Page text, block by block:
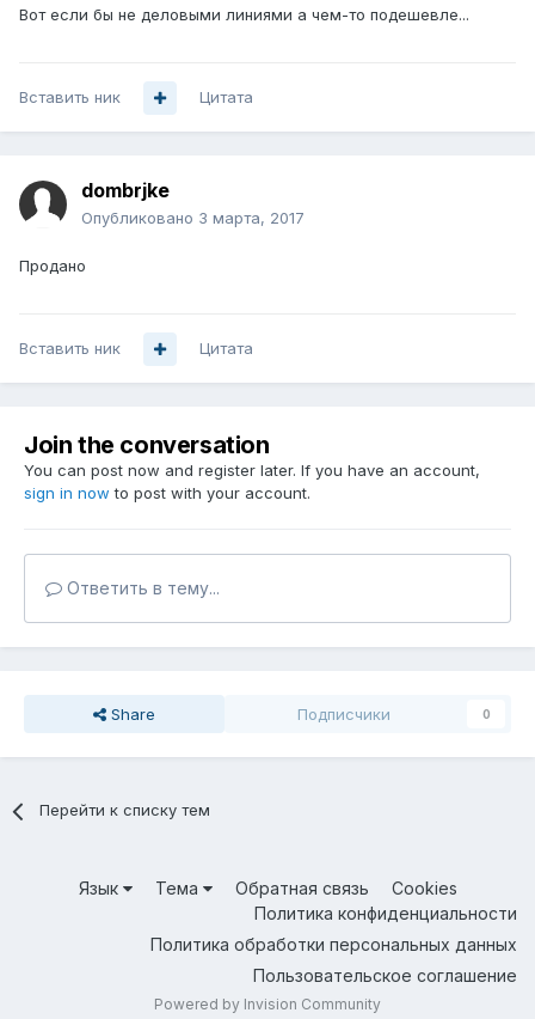
Вот если бы не деловыми линиями а чем-то подешевле...
Вставить ник Цитата
dombrjke
Опубликовано 3 марта, 2017
Продано
Вставить ник Цитата
Join the conversation
You can post now and register later. If you have an account,
sign in now to post with your account.
Ответить в тему...
Share Подписчики 0
Перейти к списку тем
Язык Тема Обратная связь
Cookies
Политика конфиденциальности
Политика обработки персональных данных
Пользовательское соглашение
Powered by Invision Community